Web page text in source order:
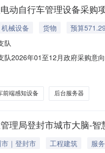
动自行车管理设备采购
机械设备 货物
预算
队
队2026年01至12月政府采购意
571.296100万元(人民币)采购
前端感知设备 后台服务器
理局登封市城市大脑-
｜登封市 工程建筑
服务